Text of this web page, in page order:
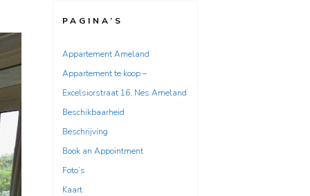
PAGINA’S
Appartement Ameland
Appartement te koop –
Excelsiorstraat 16, Nes Ameland
Beschikbaarheid
Beschrijving
Book an Appointment
Foto’s
Kaart